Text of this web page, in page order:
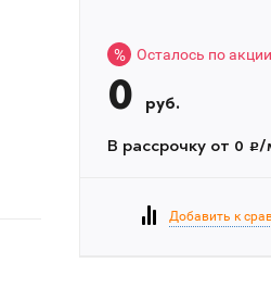
% Осталось по
0 руб.
В рассрочку от 0 c/
Добавить к